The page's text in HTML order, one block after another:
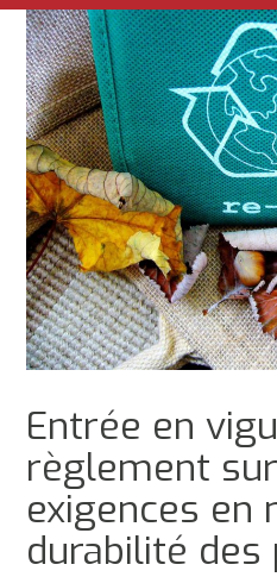
JUILLET
Entrée en
règlement
exigences en
durabilité des